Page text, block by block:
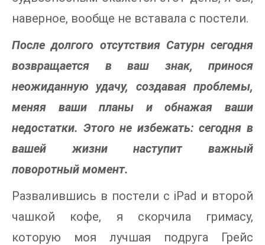
наверное, вообще не вставала с постели.
После долгого отсутствия Сатурн сегодня
возвращается в ваш знак, принося
неожиданную удачу, создавая проблемы,
меняя ваши планы и обнажая ваши
недостатки. Этого не избежать: сегодня в
вашей жизни наступит важный
поворотный момент.
Развалившись в постели с iPad и второй
чашкой кофе, я скорчила гримасу,
которую моя лучшая подруга Грейс